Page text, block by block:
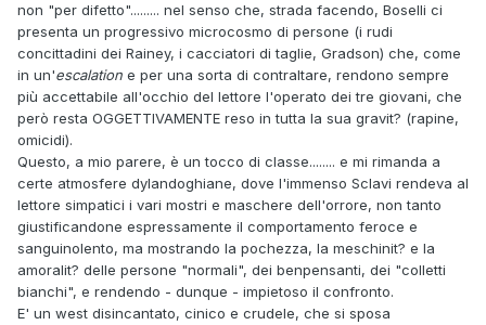
non "per difetto"......... nel senso che, strada facendo, Boselli ci
presenta un progressivo microcosmo di persone (i rudi
concittadini dei Rainey, i cacciatori di taglie, Gradson) che, come
in un'escalation e per una sorta di contraltare, rendono sempre
più accettabile all'occhio del lettore l'operato dei tre giovani, che
però resta OGGETTIVAMENTE reso in tutta la sua gravit? (rapine,
omicidi).
Questo, a mio parere, è un tocco di classe........ e mi rimanda a
certe atmosfere dylandoghiane, dove l'immenso Sclavi rendeva al
lettore simpatici i vari mostri e maschere dell'orrore, non tanto
giustificandone espressamente il comportamento feroce e
sanguinolento, ma mostrando la pochezza, la meschinit? e la
amoralit? delle persone "normali", dei benpensanti, dei "colletti
bianchi", e rendendo - dunque - impietoso il confronto.
E' un west disincantato, cinico e crudele, che si sposa